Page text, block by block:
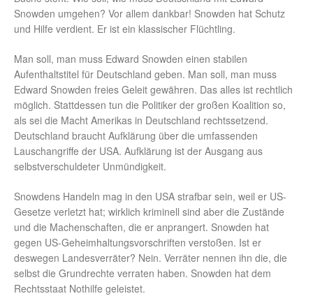
Snowden umgehen? Vor allem dankbar! Snowden hat Schutz
und Hilfe verdient. Er ist ein klassischer Flüchtling.
Man soll, man muss Edward Snowden einen stabilen
Aufenthaltstitel für Deutschland geben. Man soll, man muss
Edward Snowden freies Geleit gewähren. Das alles ist rechtlich
möglich. Stattdessen tun die Politiker der großen Koalition so,
als sei die Macht Amerikas in Deutschland rechtssetzend.
Deutschland braucht Aufklärung über die umfassenden
Lauschangriffe der USA. Aufklärung ist der Ausgang aus
selbstverschuldeter Unmündigkeit.
Snowdens Handeln mag in den USA strafbar sein, weil er US-
Gesetze verletzt hat; wirklich kriminell sind aber die Zustände
und die Machenschaften, die er anprangert. Snowden hat
gegen US-Geheimhaltungsvorschriften verstoßen. Ist er
deswegen Landesverräter? Nein. Verräter nennen ihn die, die
selbst die Grundrechte verraten haben. Snowden hat dem
Rechtsstaat Nothilfe geleistet.